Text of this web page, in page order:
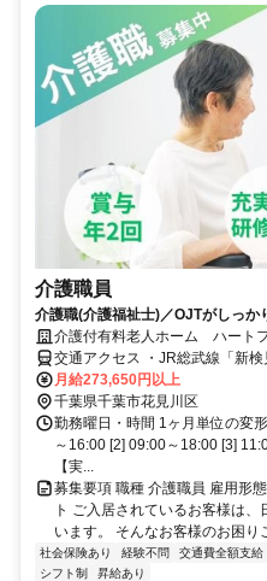
介護職員
介護職(介護福祉士)／OJTがしっか
介護スタッフ募集します！
介護付有料老人ホーム ハート
交通アクセス ・JR総武線「新
月給273,650円以上
千葉県千葉市花見川区
勤務曜日・時間 1ヶ月単位の変
～16:00 [2] 09:00～18:00 [3]
【実...
募集要項 職種 介護職員 雇用形
ト ご入居されているお客様は
います。 そんなお客様のお困
社会保険あり 経験不問 交通費全額支給
シフト制
昇給あり